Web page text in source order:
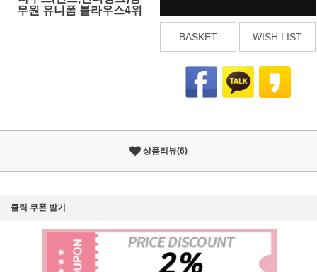
무원 유니폼 블라우스4위
BASKET WISH LIST
상품리뷰(6)
클릭 쿠폰 받기